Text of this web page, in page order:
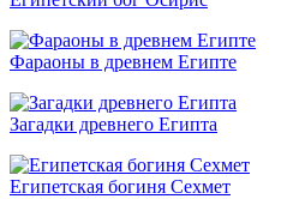
Фараоны в древнем Египте
Загадки древнего Египта
Египетская богиня Сехмет